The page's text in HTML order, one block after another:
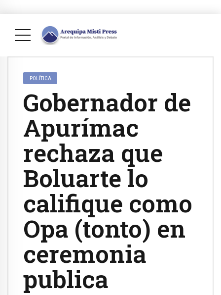
POLÍTICA
Gobernador de
Apurímac
rechaza que
Boluarte lo
califique como
Opa (tonto) en
ceremonia
publica